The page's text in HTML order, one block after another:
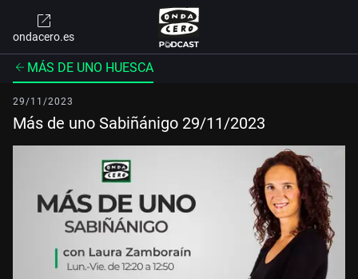
ondacero.es
MÁS DE UNO HUESCA
29/11/2023
Más de uno Sabiñánigo 29/11/2023